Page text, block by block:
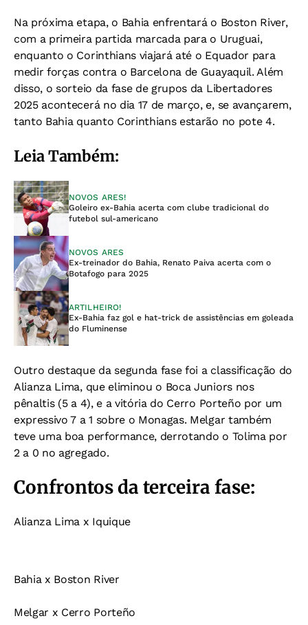
Na próxima etapa, o Bahia enfrentará o Boston River,
com a primeira partida marcada para o Uruguai,
enquanto o Corinthians viajará até o Equador para
medir forças contra o Barcelona de Guayaquil. Além
disso, o sorteio da fase de grupos da Libertadores
2025 acontecerá no dia 17 de março, e, se avançarem,
tanto Bahia quanto Corinthians estarão no pote 4.
Leia Também:
NOVOS ARES!
Goleiro ex-Bahia acerta com clube tradicional do
futebol sul-americano
NOVOS ARES
Ex-treinador do Bahia, Renato Paiva acerta com o
Botafogo para 2025
ARTILHEIRO!
Ex-Bahia faz gol e hat-trick de assistências em goleada
do Fluminense
Outro destaque da segunda fase foi a classificação do
Alianza Lima, que eliminou o Boca Juniors nos
pênaltis (5 a 4), e a vitória do Cerro Porteño por um
expressivo 7 a 1 sobre o Monagas. Melgar também
teve uma boa performance, derrotando o Tolima por
2 a 0 no agregado.
Confrontos da terceira fase:
Alianza Lima x Iquique
Bahia x Boston River
Melgar x Cerro Porteño